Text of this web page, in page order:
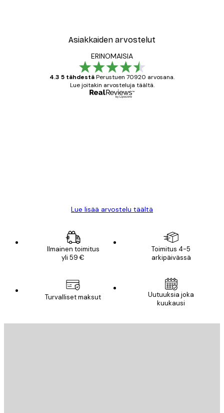
Asiakkaiden arvostelut
ERINOMAISIA
4.3 5 tähdestäPerustuen 70920 arvosana.
Lue joitakin arvosteluja täältä.
Lue lisää arvostelu täältä
Ilmainen toimitus
yli 59 €
Toimitus 4-5
arkipäivässä
Turvalliset maksut
Uutuuksia joka
kuukausi